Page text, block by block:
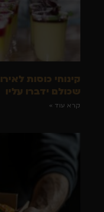
קינוחי כוסות
שכולם ידברו עליו
קרא עוד »